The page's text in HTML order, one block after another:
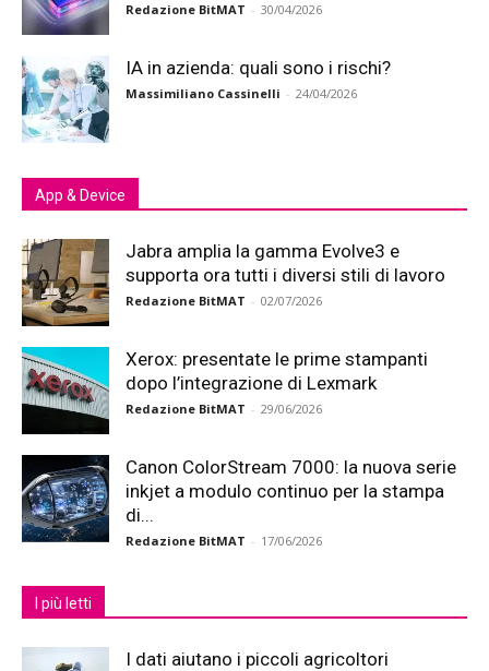
Redazione BitMAT - 30/04/2026
IA in azienda: quali sono i rischi?
Massimiliano Cassinelli - 24/04/2026
App & Device
Jabra amplia la gamma Evolve3 e
supporta ora tutti i diversi stili di lavoro
Redazione BitMAT - 02/07/2026
Xerox: presentate le prime stampanti
dopo l’integrazione di Lexmark
Redazione BitMAT - 29/06/2026
Canon ColorStream 7000: la nuova serie
inkjet a modulo continuo per la stampa
di...
Redazione BitMAT - 17/06/2026
I più letti
I dati aiutano i piccoli agricoltori